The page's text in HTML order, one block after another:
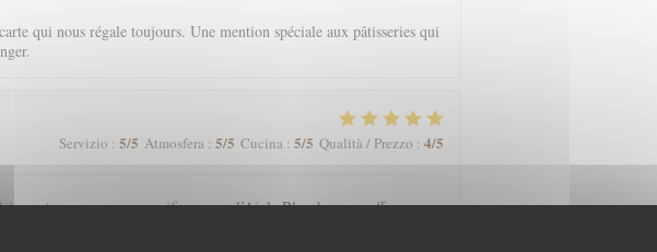
qui nous régale toujours. Une mention spéciale aux pâtisseries qui
Servizio : 5/5 Atmosfera: 5/5 Cucina: 5/5 Qualità / Prezzo : 4/5
nature avec une magnifique vue, l’Aigle Blanche vous offre une